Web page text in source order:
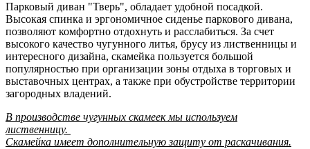
Парковый диван "Тверь", обладает удобной посадкой.
Высокая спинка и эргономичное сиденье паркового дивана,
позволяют комфортно отдохнуть и расслабиться. За счет
высокого качество чугунного литья, брусу из лиственницы и
интересного дизайна, скамейка пользуется большой
популярностью при организации зоны отдыха в торговых и
выставочных центрах, а также при обустройстве территории
загородных владений.
В производстве чугунных скамеек мы используем
лиственницу.
Скамейка имеет дополнительную защиту от раскачивания.